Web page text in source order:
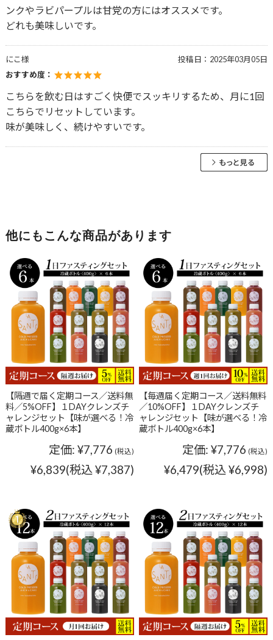
ンクやラビパープルは甘党の方にはオススメです。
どれも美味しいです。
にこ様 投稿日： 2025年03月05日
おすすめ度：
こちらを飲む日はすごく快便でスッキリするため、月に1回
こちらでリセットしています。
味が美味しく、続けやすいです。
他にもこんな商品があります
【隔週で届く定期コース／送料無
料／5%OFF】１DAYクレンズチ
ャレンジセット【味が選べる！冷
蔵ボトル400g×6本】
定価: ¥7,776 (税込)
¥6,839(税込 ¥7,387)
【毎週届く定期コース／送料無料
／10%OFF】１DAYクレンズチ
ャレンジセット【味が選べる！冷
蔵ボトル400g×6本】
定価: ¥7,776 (税込)
¥6,479(税込 ¥6,998)